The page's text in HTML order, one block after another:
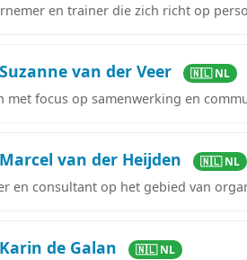
en trainer die zich richt op
van der Veer 🇳🇱 NL
met focus op samenwerking en
van der Heijden 🇳🇱 NL
en consultant op het gebied van
de Galan 🇳🇱 NL